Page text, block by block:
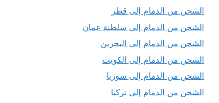
الشحن من الدمام إلى قطر
الشحن من الدمام إلى سلطنة عمان
الشحن من الدمام إلى البحرين
الشحن من الدمام إلى الكويت
الشحن من الدمام إلى سوريا
الشحن من الدمام إلى تركيا